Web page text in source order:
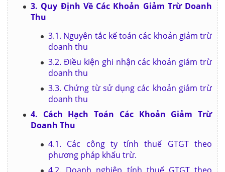
3. Quy Định Về Các Khoản Giảm Trừ Doanh
Thu
3.1. Nguyên tắc kế toán các khoản giảm trừ
doanh thu
3.2. Điều kiện ghi nhận các khoản giảm trừ
doanh thu
3.3. Chứng từ sử dụng các khoản giảm trừ
doanh thu
4. Cách Hạch Toán Các Khoản Giảm Trừ
Doanh Thu
4.1. Các công ty tính thuế GTGT theo
phương pháp khấu trừ.